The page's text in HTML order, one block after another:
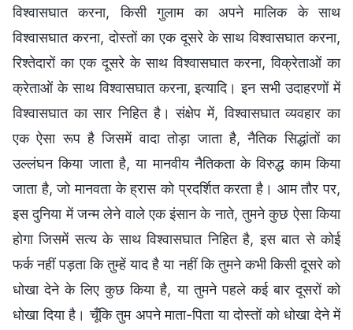
विश्वासघात करना, किसी गुलाम का अपने मालिक के साथ
विश्वासघात करना, दोस्तों का एक दूसरे के साथ विश्वासघात करना,
रिश्तेदारों का एक दूसरे के साथ विश्वासघात करना, विक्रेताओं का
क्रेताओं के साथ विश्वासघात करना, इत्यादि। इन सभी उदाहरणों में
विश्वासघात का सार निहित है। संक्षेप में, विश्वासघात व्यवहार का
एक ऐसा रूप है जिसमें वादा तोड़ा जाता है, नैतिक सिद्धांतों का
उल्लंघन किया जाता है, या मानवीय नैतिकता के विरुद्ध काम किया
जाता है, जो मानवता के ह्रास को प्रदर्शित करता है। आम तौर पर,
इस दुनिया में जन्‍म लेने वाले एक इंसान के नाते, तुमने कुछ ऐसा किया
होगा जिसमें सत्‍य के साथ विश्‍वासघात निहित है, इस बात से कोई
फर्क नहीं पड़ता कि तुम्हें याद है या नहीं कि तुमने कभी किसी दूसरे को
धोखा देने के लिए कुछ किया है, या तुमने पहले कई बार दूसरों को
धोखा दिया है। चूँकि तुम अपने माता-पिता या दोस्तों को धोखा देने में